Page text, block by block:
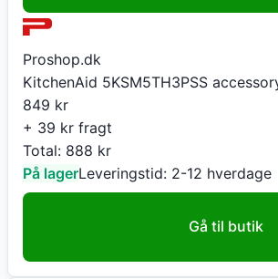
Proshop.dk
KitchenAid 5KSM5TH3PSS
849 kr
+ 39 kr fragt
Total: 888 kr
På lagerLeveringstid: 2-12 hverdage
Gå til butik